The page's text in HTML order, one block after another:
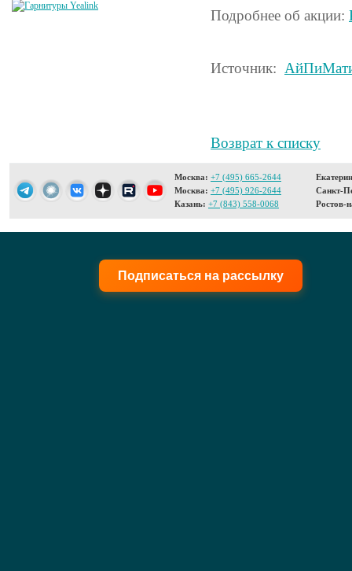
Подробнее об акции:
Источник:
Возврат к списку
Москва: +7 (495) 665-2644
Москва: +7 (495) 926-2644
Казань: +7 (843) 558-0068
Санкт-
Ростов-
Подписаться на рассылку